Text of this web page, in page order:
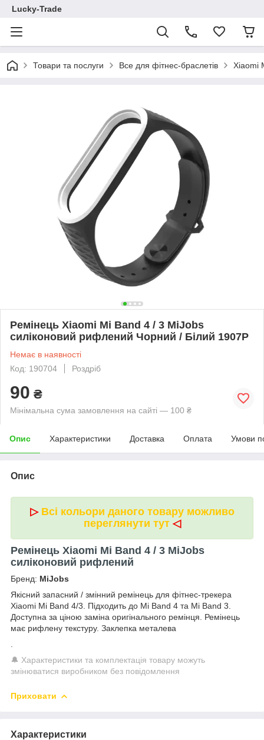
Lucky-Trade
Товари та послуги Все для фітнес-браслетів Xiaomi
Ремінець Xiaomi Mi Band 4 / 3 MiJobs
силіконовий рифлений Чорний / Білий 1907P
Немає в наявності
Код: 190704
Роздріб
90 ₴
Мінімальна сума замовлення на сайті — 100 ₴
Опис Характеристики Доставка Оплата Умови
Опис
▷ Всі кольори даного товару можливо
переглянути тут◁
Ремінець Xiaomi Mi Band 4 / 3 MiJobs
силіконовий рифлений
Бренд: MiJobs
Якісний запасний / змінний ремінець для фітнес-трекера
Xiaomi Mi Band 4/3. Підходить до Mi Band 4 та Mi Band 3.
Доступна за ціною заміна оригінального ремінця. Ремінець
має рифлену текстуру. Заклепка металева
🔔 Характеристики та комплектація товару можуть
змінюватися виробником без повідомлення
Приховати
Характеристики